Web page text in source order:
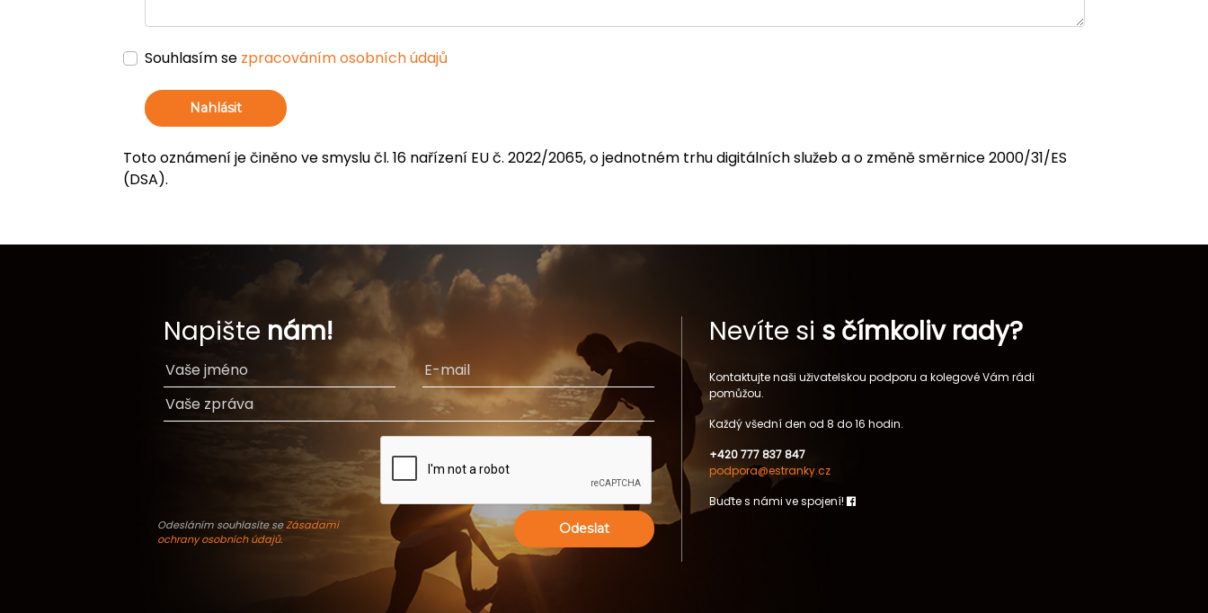
Souhlasím se zpracováním osobních údajů
Nahlásit
Toto oznámení je činěno ve smyslu čl. 16 nařízení EU č. 2022/2065, o jednotném trhu digitálních služeb a o změně směrnice 2000/31/ES
(DSA).
Napište nám!
Odesláním souhlasíte seZásadami
ochrany osobních údajů.
Odeslat
Nevíte si s čímkoliv rady?
Kontaktujte naši uživatelskou podporu a kolegové Vám rádi
pomůžou.
Každý všední den od 8 do 16 hodin.
+420 777 837 847
podpora@estranky.cz
Buďte s námi ve spojení!